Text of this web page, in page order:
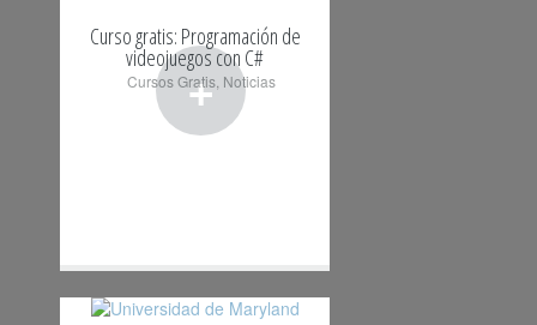
+
Curso gratis: Programación de
videojuegos con C#
Cursos Gratis, Noticias